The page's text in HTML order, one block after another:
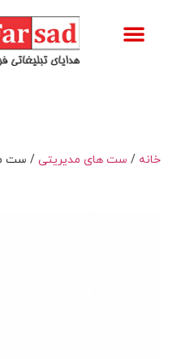
خانه / ست های مدیریتی/ ست